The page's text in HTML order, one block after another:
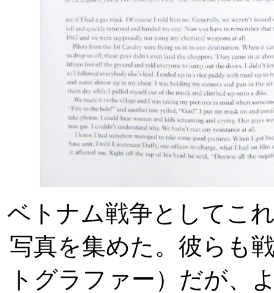
ベトナム戦争としてこ
写真を集めた。彼らも
トグラファー）だが、